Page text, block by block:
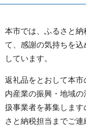
本市では、ふるさと
て、感謝の気持ちを
しています。
返礼品をとおして本
内産業の振興・地域
扱事業者を募集しま
さと納税担当までご連